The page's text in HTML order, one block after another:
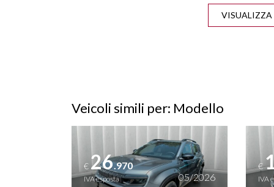
DRIVE MODE
FRENATA DI EMERGENZA HILL
Veicoli simili per: Modello
Vedi dettagli
€26.970
IVA esposta 05/2026
Vedi
€
IVA